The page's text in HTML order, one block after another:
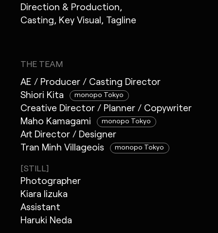
Direction & Production,
Casting, Key Visual, Tagline
THE TEAM
AE / Producer / Casting Director
Shiori Kita
monopo Tokyo
Creative Director / Planner / Copywriter
Maho Kamagami
monopo Tokyo
Art Director / Designer
Tran Minh Villageois
monopo Tokyo
[STILL]
Photographer
Kiara Iizuka
Assistant
Haruki Neda